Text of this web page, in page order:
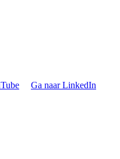
Ga naar LinkedIn